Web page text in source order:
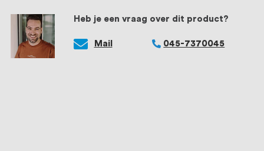
Heb je een vraag over dit product?
Mail 045-7370045